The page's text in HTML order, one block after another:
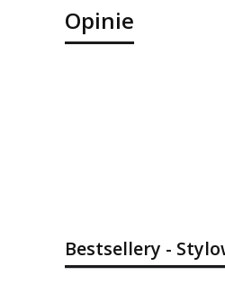
Opinie
Bestsellery -